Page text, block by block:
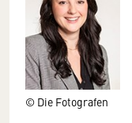
© Die Fotografen